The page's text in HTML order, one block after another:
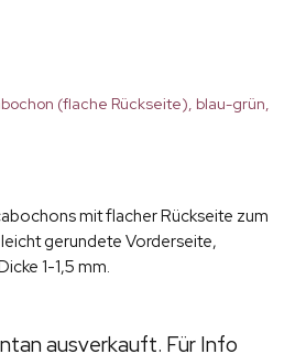
(flache Rückseite), blau-grün,
mit flacher Rückseite zum
gerundete Vorderseite,
1-1,5 mm.
ausverkauft. Für Info